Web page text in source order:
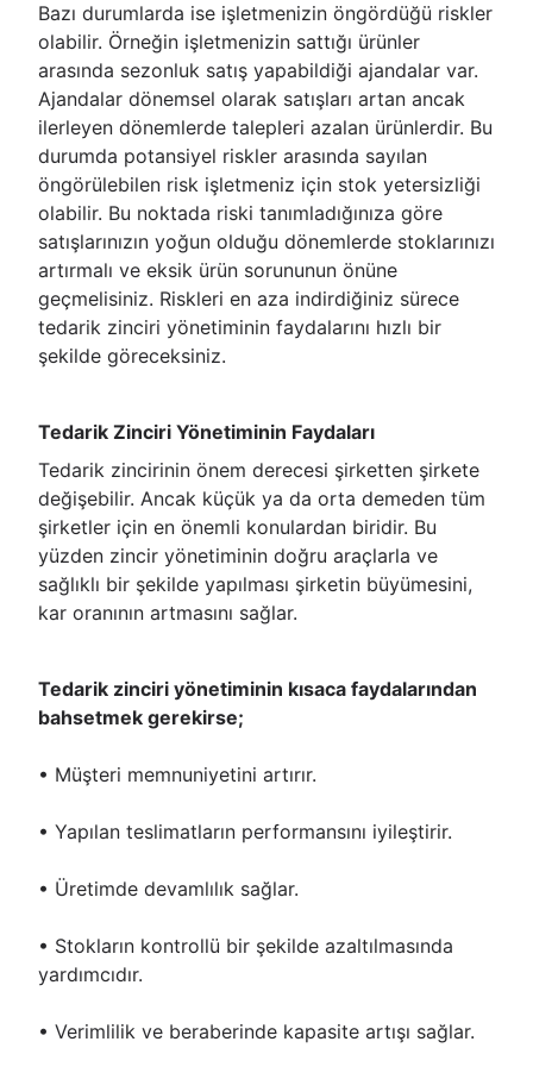
Bazı durumlarda ise işletmenizin öngördüğü riskler
olabilir. Örneğin işletmenizin sattığı ürünler
arasında sezonluk satış yapabildiği ajandalar var.
Ajandalar dönemsel olarak satışları artan ancak
ilerleyen dönemlerde talepleri azalan ürünlerdir. Bu
durumda potansiyel riskler arasında sayılan
öngörülebilen risk işletmeniz için stok yetersizliği
olabilir. Bu noktada riski tanımladığınıza göre
satışlarınızın yoğun olduğu dönemlerde stoklarınızı
artırmalı ve eksik ürün sorununun önüne
geçmelisiniz. Riskleri en aza indirdiğiniz sürece
tedarik zinciri yönetiminin faydalarını hızlı bir
şekilde göreceksiniz.
Tedarik Zinciri Yönetiminin Faydaları
Tedarik zincirinin önem derecesi şirketten şirkete
değişebilir. Ancak küçük ya da orta demeden tüm
şirketler için en önemli konulardan biridir. Bu
yüzden zincir yönetiminin doğru araçlarla ve
sağlıklı bir şekilde yapılması şirketin büyümesini,
kar oranının artmasını sağlar.
Tedarik zinciri yönetiminin kısaca faydalarından
bahsetmek gerekirse;
• Müşteri memnuniyetini artırır.
• Yapılan teslimatların performansını iyileştirir.
• Üretimde devamlılık sağlar.
• Stokların kontrollü bir şekilde azaltılmasında
yardımcıdır.
• Verimlilik ve beraberinde kapasite artışı sağlar.